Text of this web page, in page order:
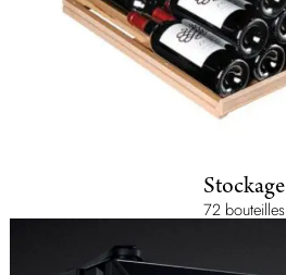
Stockage
72 bouteilles